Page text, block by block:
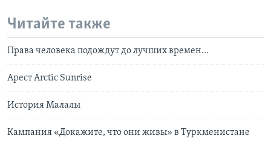
Читайте также
Права человека подождут до лучших времен…
Арест Arctic Sunrise
История Малалы
Кампания «Докажите, что они живы» в Туркменистане